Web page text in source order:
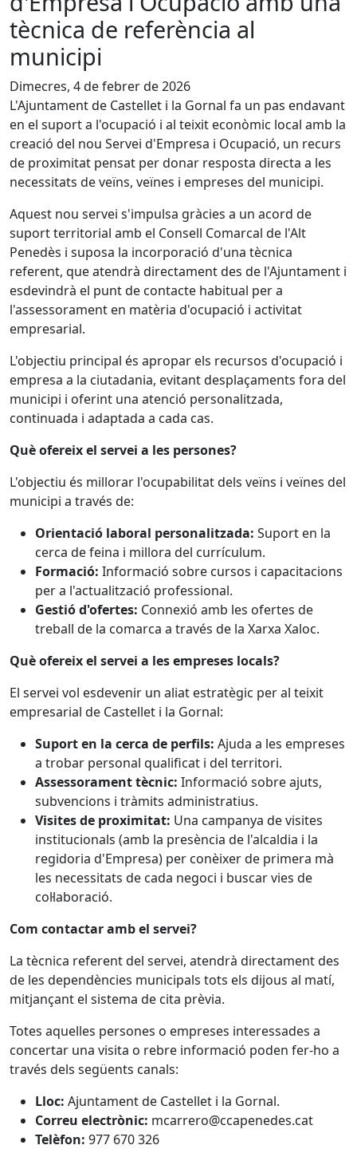
tècnica de referència al
municipi
Dimecres, 4 de febrer de 2026
L'Ajuntament de Castellet i la Gornal fa un pas endavant
en el suport a l'ocupació i al teixit econòmic local amb la
creació del nou Servei d'Empresa i Ocupació, un recurs
de proximitat pensat per donar resposta directa a les
necessitats de veïns, veïnes i empreses del municipi.
Aquest nou servei s'impulsa gràcies a un acord de
suport territorial amb el Consell Comarcal de l'Alt
Penedès i suposa la incorporació d'una tècnica
referent, que atendrà directament des de l'Ajuntament i
esdevindrà el punt de contacte habitual per a
l'assessorament en matèria d'ocupació i activitat
empresarial.
L'objectiu principal és apropar els recursos d'ocupació i
empresa a la ciutadania, evitant desplaçaments fora del
municipi i oferint una atenció personalitzada,
continuada i adaptada a cada cas.
Què ofereix el servei a les persones?
L'objectiu és millorar l'ocupabilitat dels veïns i veïnes del
municipi a través de:
Orientació laboral personalitzada: Suport en la
cerca de feina i millora del currículum.
Formació: Informació sobre cursos i capacitacions
per a l'actualització professional.
Gestió d'ofertes: Connexió amb les ofertes de
treball de la comarca a través de la Xarxa Xaloc.
Què ofereix el servei a les empreses locals?
El servei vol esdevenir un aliat estratègic per al teixit
empresarial de Castellet i la Gornal:
Suport en la cerca de perfils: Ajuda a les empreses
a trobar personal qualificat i del territori.
Assessorament tècnic: Informació sobre ajuts,
subvencions i tràmits administratius.
Visites de proximitat: Una campanya de visites
institucionals (amb la presència de l'alcaldia i la
regidoria d'Empresa) per conèixer de primera mà
les necessitats de cada negoci i buscar vies de
col·laboració.
Com contactar amb el servei?
La tècnica referent del servei, atendrà directament des
de les dependències municipals tots els dijous al matí,
mitjançant el sistema de cita prèvia.
Totes aquelles persones o empreses interessades a
concertar una visita o rebre informació poden fer-ho a
través dels següents canals:
Lloc: Ajuntament de Castellet i la Gornal.
Correu electrònic: mcarrero@ccapenedes.cat
Telèfon: 977 670 326